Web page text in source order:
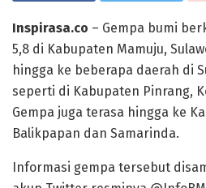
Inspirasa.co – Gempa bumi
5,8 di Kabupaten Mamuju,
hingga ke beberapa daerah di
seperti di Kabupaten Pinrang,
Gempa juga terasa hingga ke
Balikpapan dan Samarinda.
Informasi gempa tersebut